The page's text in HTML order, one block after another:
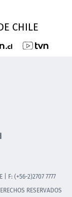
CHILE
| F: (+56-2)2707 7777
RESERVADOS